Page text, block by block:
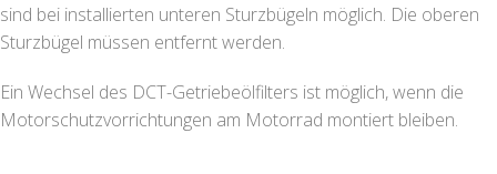
sind bei installierten unteren Sturzbügeln möglich. Die oberen
Sturzbügel müssen entfernt werden.
Ein Wechsel des DCT-Getriebeölfilters ist möglich, wenn die
Motorschutzvorrichtungen am Motorrad montiert bleiben.